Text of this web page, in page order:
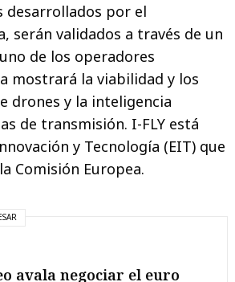
desarrollados por el
serán validados a través de un
de los operadores
mostrará la viabilidad y los
drones y la inteligencia
de transmisión. I-FLY está
y Tecnología (EIT) que
Comisión Europea.
avala negociar el euro